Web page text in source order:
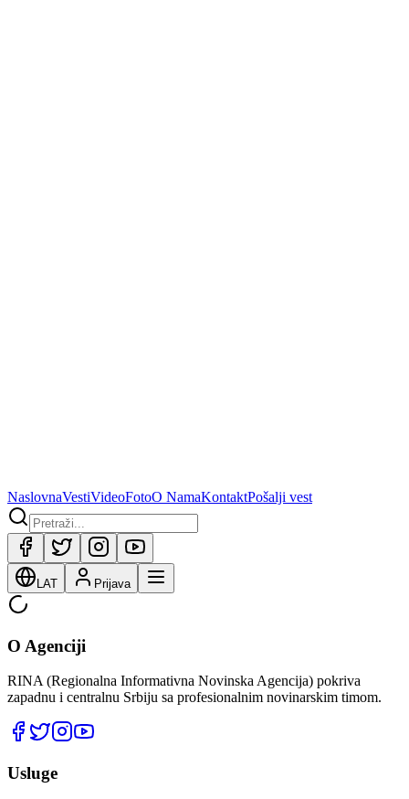
NaslovnaVestiVideoFotoO NamaKontaktPošalji vest
LAT Prijava
O Agenciji
RINA (Regionalna Informativna Novinska Agencija) pokriva
zapadnu i centralnu Srbiju sa profesionalnim novinarskim timom.
Usluge